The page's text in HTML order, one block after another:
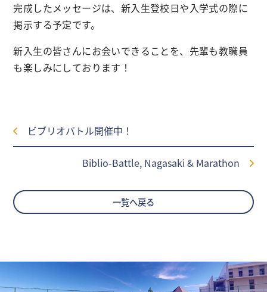
完成したメッセージは、新入生登校日や入学式の際に
掲示する予定です。
新入生の皆さんにお会いできることを、先輩も教職員
も楽しみにしております！
ビブリオバトル開催中！
Biblio-Battle, Nagasaki & Marathon
一覧へ戻る